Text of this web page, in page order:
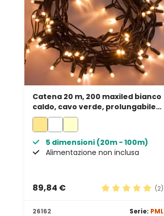
Catena 20 m, 200 maxiled bianco
caldo, cavo verde, prolungabile,
IP67
5 dimensioni (20m - 100m)
Alimentazione non inclusa
89,84 €
(2)
26162 Serie: PML